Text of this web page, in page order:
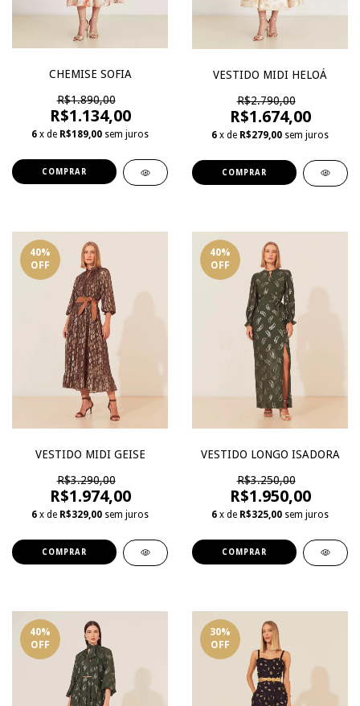
CHEMISE SOFIA
R$1.890,00
R$1.134,00
6 x de R$189,00 sem juros
COMPRAR
VESTIDO MIDI HELOÁ
R$2.790,00
R$1.674,00
6 x de R$279,00 sem juros
COMPRAR
40%
OFF
VESTIDO MIDI GEISE
R$3.290,00
R$1.974,00
6 x de R$329,00 sem juros
COMPRAR
40%
OFF
VESTIDO LONGO ISADORA
R$3.250,00
R$1.950,00
6 x de R$325,00 sem juros
COMPRAR
40%
OFF
30%
OFF